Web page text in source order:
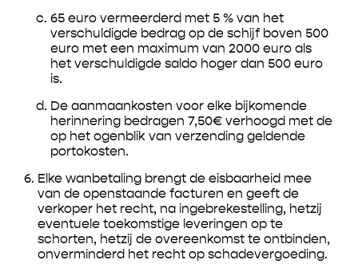
65 euro vermeerderd met 5 % van het
verschuldigde bedrag op de schijf boven 500
euro met een maximum van 2000 euro als
het verschuldigde saldo hoger dan 500 euro
is.
De aanmaankosten voor elke bijkomende
herinnering bedragen 7,50€ verhoogd met de
op het ogenblik van verzending geldende
portokosten.
Elke wanbetaling brengt de eisbaarheid mee
van de openstaande facturen en geeft de
verkoper het recht, na ingebrekestelling, hetzij
eventuele toekomstige leveringen op te
schorten, hetzij de overeenkomst te ontbinden,
onverminderd het recht op schadevergoeding.